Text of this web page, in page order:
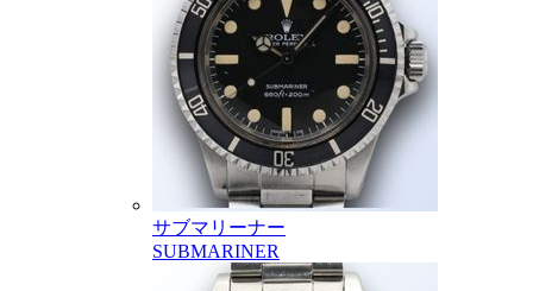
サブマリーナー
SUBMARINER